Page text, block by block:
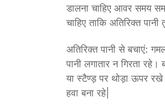
डालना चाहिए आवर समय
चाहिए ताकि अतिरिक्त
अतिरिक्त पानी से बचाएं:
पानी लगातार न गिरता
या स्टैण्ड़ पर थोड़ा ऊपर
हवा बना रहे|